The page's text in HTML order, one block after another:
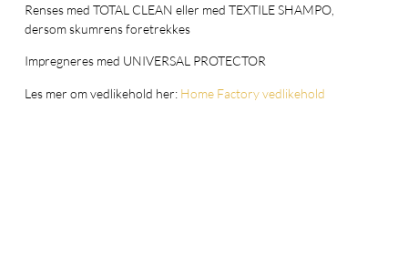
Renses med TOTAL CLEAN eller med TEXTILE SHAMPO,
dersom skumrens foretrekkes
Impregneres med UNIVERSAL PROTECTOR
Les mer om vedlikehold her: Home Factory vedlikehold